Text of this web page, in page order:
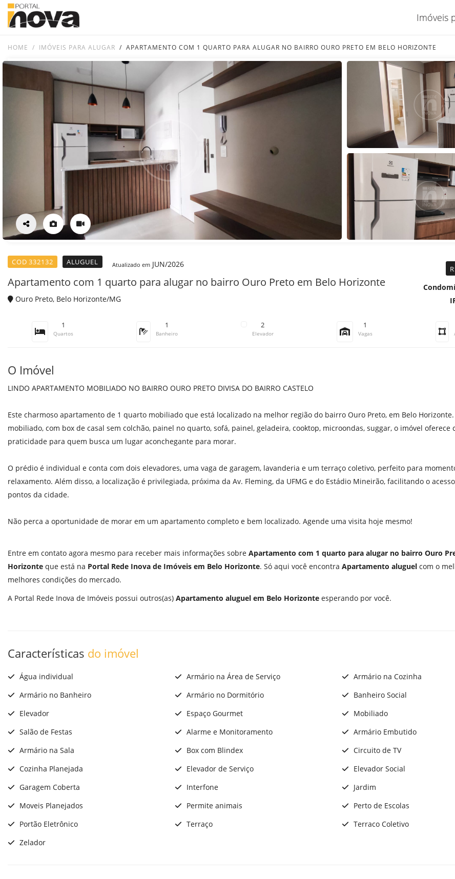
Imóveis
HOME IMÓVEIS PARA ALUGAR APARTAMENTO COM 1 QUARTO PARA ALUGAR NO BAIRRO OURO PRETO EM BELO HORIZONTE
COD 332132 ALUGUEL Atualizado emJUN/2026
Apartamento com 1 quarto para alugar no bairro Ouro Preto em Belo Horizonte
Ouro Preto, Belo Horizonte/MG
1
Quartos
1
Banheiro
2
Elevador
1
Vagas
O Imóvel
LINDO APARTAMENTO MOBILIADO NO BAIRRO OURO PRETO DIVISA DO BAIRRO CASTELO
Este charmoso apartamento de 1 quarto mobiliado que está localizado na melhor região do bairro Ouro Preto, em Belo
mobiliado, com box de casal sem colchão, painel no quarto, sofá, painel, geladeira, cooktop, microondas, suggar, o imóvel oferece
praticidade para quem busca um lugar aconchegante para morar.
O prédio é individual e conta com dois elevadores, uma vaga de garagem, lavanderia e um terraço coletivo, perfeito para
relaxamento. Além disso, a localização é privilegiada, próxima da Av. Fleming, da UFMG e do Estádio Mineirão, facilitando o
pontos da cidade.
Não perca a oportunidade de morar em um apartamento completo e bem localizado. Agende uma visita hoje mesmo!
Entre em contato agora mesmo para receber mais informações sobre Apartamento com 1 quarto para alugar no bairro Ouro
Horizonte que está na Portal Rede Inova de Imóveis em Belo Horizonte. Só aqui você encontra Apartamento aluguel com o
melhores condições do mercado.
A Portal Rede Inova de Imóveis possui outros(as) Apartamento aluguel em Belo Horizonte esperando por você.
Características do imóvel
Água individual Armário na Área de Serviço
Armário na Cozinha
Armário no Banheiro
Armário no Dormitório
Banheiro Social
Elevador
Espaço Gourmet
Mobiliado
Salão de Festas
Alarme e Monitoramento
Armário Embutido
Armário na Sala
Box com Blindex
Circuito de TV
Cozinha Planejada
Elevador de Serviço
Elevador Social
Garagem Coberta
Interfone
Jardim
Moveis Planejados
Permite animais
Perto de Escolas
Portão Eletrônico
Terraço
Terraco Coletivo
Zelador